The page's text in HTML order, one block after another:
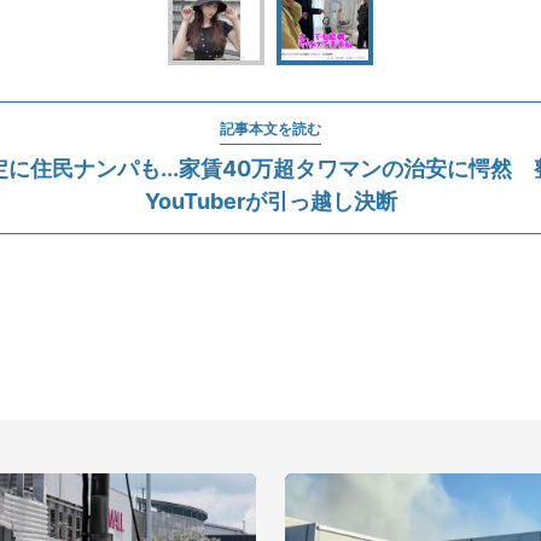
記事本文を読む
に住民ナンパも...家賃40万超タワマンの治安に愕然
YouTuberが引っ越し決断